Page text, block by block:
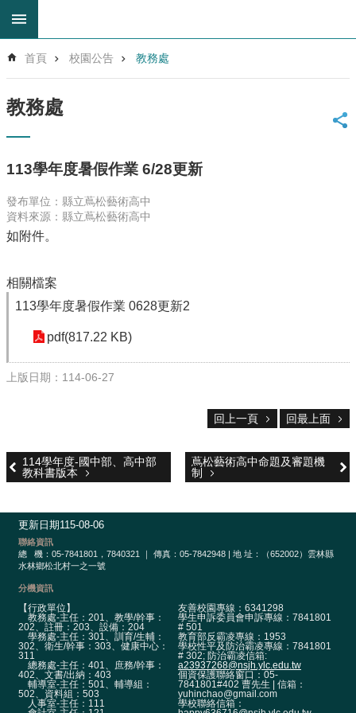
跳到主要內容區塊
階
搜
首
站
導
覽
縣
教
網
校
告
主
選
單
認
識
本
行
首頁 校園公告 教務處
教務處
113學年度暑假作業 6/28更新
發布單位：縣立蔦松藝術高中
資料來源：縣立蔦松藝術高中
如附件。
相關檔案
113學年度暑假作業 0628更新2
pdf(817.22 KB)
上版日期：114-06-27
回上一頁 回最上面
114學年度-國中部、高中部
教科書版本
蔦松藝術高中命題及審題機
制
更新日期115-08-06
聯絡資訊
總
機：05-7841801，7840321 ｜ 傳真：05-7842948 | 地 址：（652002）雲林縣
水林鄉松北村一之一號
分機資訊
【行政單位】
教務處-主任：201、教學/幹事：
202、註冊：203、設備：204
學務處-主任：301、訓育/生輔：
302、衛生/幹事：303、健康中心：
311
總務處-主任：401、庶務/幹事：
402、文書/出納：403
輔導室-主任：501、輔導組：
502、資料組：503
人事室-主任：111
友善校園專線：6341298
學生申訴委員會申訴專線：7841801
# 501
教育部反霸凌專線：1953
學校性平及防治霸凌專線：7841801
# 302; 防治霸凌信箱:
a23937268@nsjh.ylc.edu.tw
個資保護聯絡窗口：05-
7841801#402 曹先生 | 信箱：
yuhinchao@gmail.com
學校聯絡信箱：